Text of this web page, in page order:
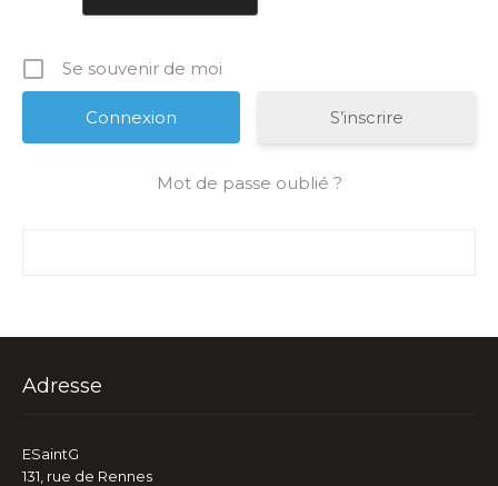
Se souvenir de moi
S’inscrire
Mot de passe oublié ?
Adresse
ESaintG
131, rue de Rennes